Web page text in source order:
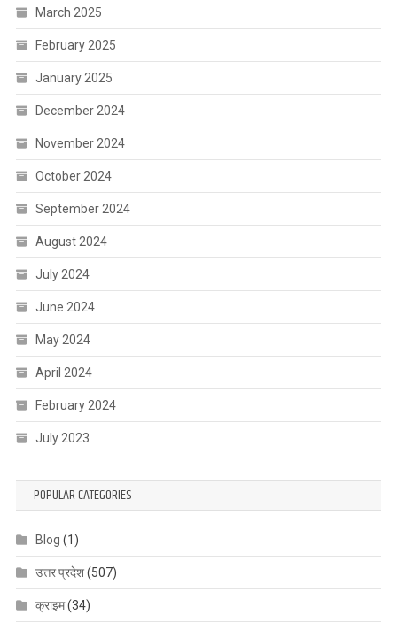
March 2025
February 2025
January 2025
December 2024
November 2024
October 2024
September 2024
August 2024
July 2024
June 2024
May 2024
April 2024
February 2024
July 2023
POPULAR CATEGORIES
Blog (1)
उत्तर प्रदेश(507)
क्राइम(34)